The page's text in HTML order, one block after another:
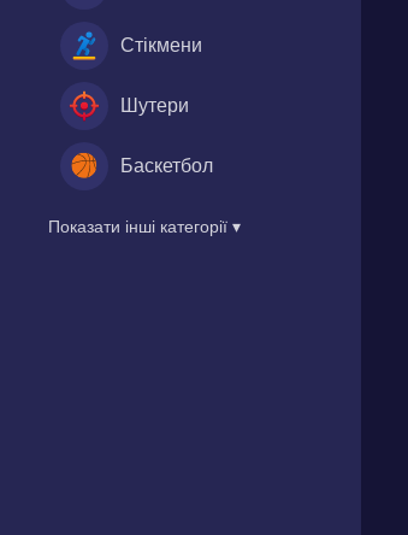
Стікмени
Шутери
Баскетбол
Показати інші категорії ▾